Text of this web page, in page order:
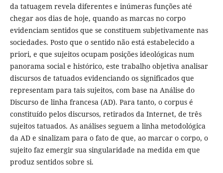
da tatuagem revela diferentes e inúmeras funções até
chegar aos dias de hoje, quando as marcas no corpo
evidenciam sentidos que se constituem subjetivamente nas
sociedades. Posto que o sentido não está estabelecido a
priori, e que sujeitos ocupam posições ideológicas num
panorama social e histórico, este trabalho objetiva analisar
discursos de tatuados evidenciando os significados que
representam para tais sujeitos, com base na Análise do
Discurso de linha francesa (AD). Para tanto, o corpus é
constituído pelos discursos, retirados da Internet, de três
sujeitos tatuados. As análises seguem a linha metodológica
da AD e sinalizam para o fato de que, ao marcar o corpo, o
sujeito faz emergir sua singularidade na medida em que
produz sentidos sobre si.